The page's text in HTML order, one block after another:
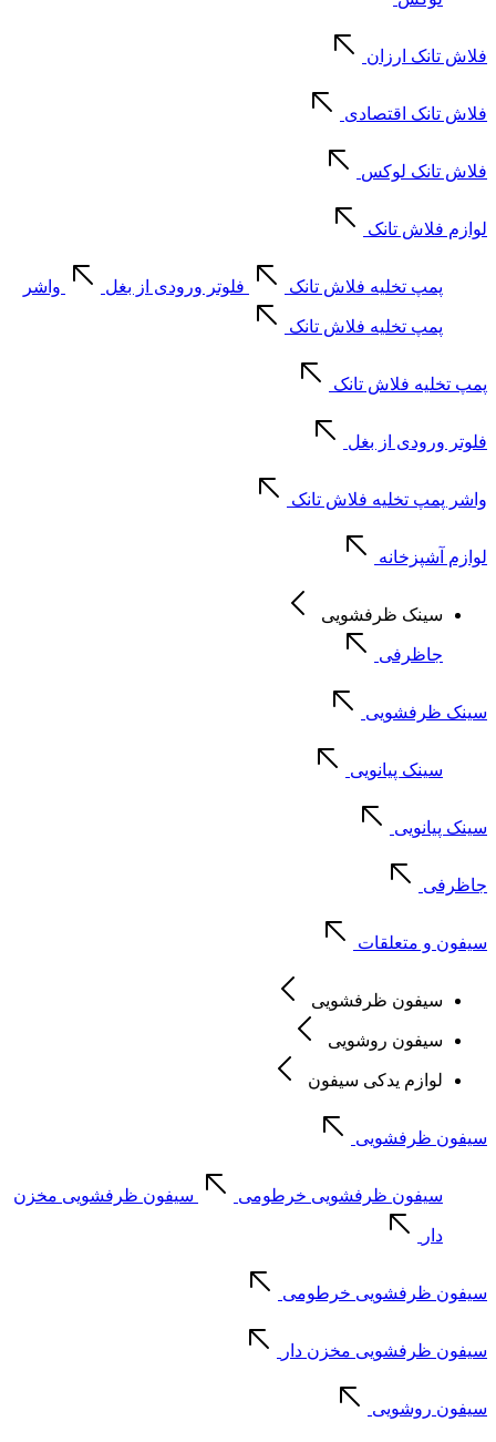
فلاش تانک ارزان
فلاش تانک اقتصادی
فلاش تانک لوکس
لوازم فلاش تانک
پمپ تخلیه فلاش تانک فلوتر ورودی از بغل واشر
پمپ تخلیه فلاش تانک
پمپ تخلیه فلاش تانک
فلوتر ورودی از بغل
واشر پمپ تخلیه فلاش تانک
لوازم آشپزخانه
سینک ظرفشویی
جاظرفی
سینک ظرفشویی
سینک پیانویی
سینک پیانویی
جاظرفی
سیفون و متعلقات
سیفون ظرفشویی
سیفون روشویی
لوازم یدکی سیفون
سیفون ظرفشویی
سیفون ظرفشویی خرطومی سیفون ظرفشویی مخزن
دار
سیفون ظرفشویی خرطومی
سیفون ظرفشویی مخزن دار
سیفون روشویی